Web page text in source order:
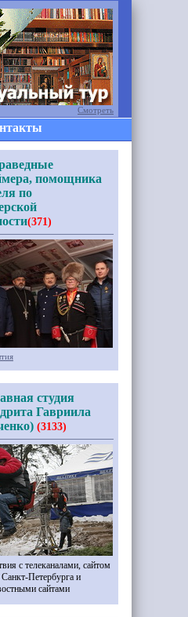
Смотреть
помощника
по
(371)
студия
Гавриила
(3133)
с телеканалами, сайтом
Петербурга и
сайтами